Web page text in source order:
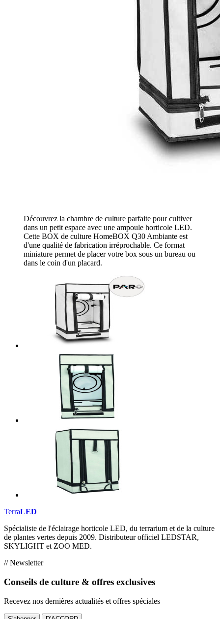
Découvrez la chambre de culture parfaite pour cultiver
dans un petit espace avec une ampoule horticole LED.
Cette BOX de culture HomeBOX Q30 Ambiante est
d'une qualité de fabrication irréprochable. Ce format
miniature permet de placer votre box sous un bureau ou
dans le coin d'un placard.
TerraLED
Spécialiste de l'éclairage horticole LED, du terrarium et de la culture
de plantes vertes depuis 2009. Distributeur officiel LEDSTAR,
SKYLIGHT et ZOO MED.
// Newsletter
Conseils de culture & offres exclusives
Recevez nos dernières actualités et offres spéciales